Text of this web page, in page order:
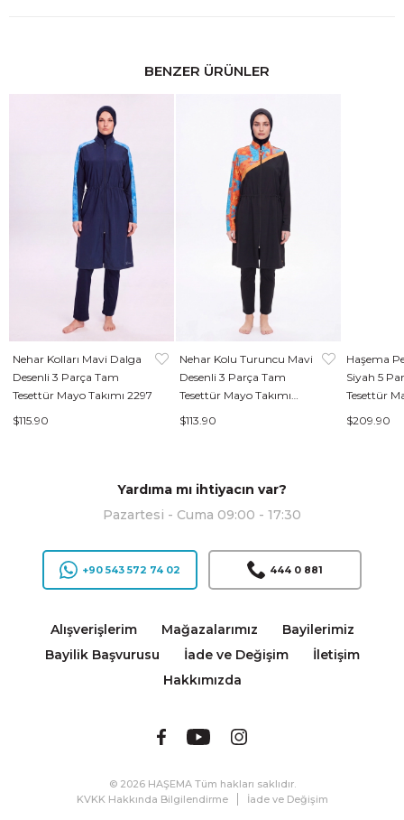
BENZER ÜRÜNLER
Nehar Kolları Mavi Dalga
Desenli 3 Parça Tam
Tesettür Mayo Takımı 2297
$115.90
Nehar Kolu Turuncu Mavi
Desenli 3 Parça Tam
Tesettür Mayo Takımı
2305
$113.90
Haşema
Siyah 5
Tesettür
$209.90
Yardıma mı ihtiyacın var?
Pazartesi - Cuma 09:00 - 17:30
+90 543 572 74 02 444 0 881
Alışverişlerim Mağazalarımız
Bayilerimiz
Bayilik Başvurusu
İade ve Değişim
İletişim
Hakkımızda
© 2026 HAŞEMA Tüm hakları saklıdır.
KVKK Hakkında Bilgilendirme
İade ve Değişim